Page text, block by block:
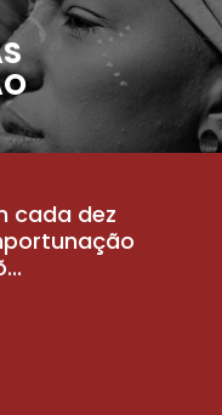
cada dez